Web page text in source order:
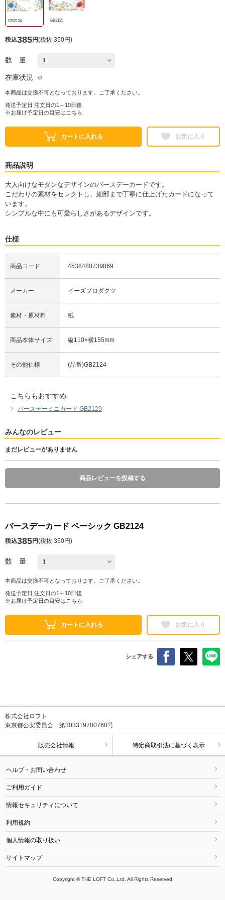
GB2124 GB2125
税込385円(税抜 350円)
数 量
在庫状況 ○
本商品は交換不可となっております。ご了承ください。
発送予定日 注文日の1～10日後
※お届け予定日の目安は こちら
カートに入れる お気に入り
商品説明
大人向けなモダンなデザインのバースデーカードです。
こだわりの素材をセレクトし、細部まで丁寧に仕上げたカードになって
います。
シンプルな中にも可愛らしさがあるデザインです。
仕様
商品コード 4538480739869
メーカー イーズプロダクツ
素材・原材料 紙
商品本体サイズ 縦110×横155mm
その他仕様 (品番)GB2124
こちらもおすすめ
バースデーミニカード GB2129
みんなのレビュー
まだレビューがありません
商品レビューを投稿する
バースデーカード ベーシック GB2124
税込385円(税抜 350円)
数 量
本商品は交換不可となっております。ご了承ください。
発送予定日 注文日の1～10日後
※お届け予定日の目安は こちら
カートに入れる お気に入り
シェアする
株式会社ロフト
東京都公安委員会 第303319700768号
販売会社情報 特定商取引法に基づく表示
ヘルプ・お問い合わせ
ご利用ガイド
情報セキュリティについて
利用規約
個人情報の取り扱い
サイトマップ
Copyright © THE LOFT Co.,Ltd. All Rights Reserved